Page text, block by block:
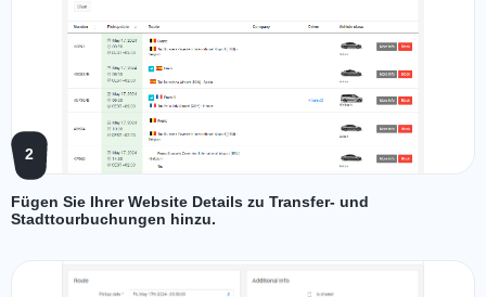
2
Fügen Sie Ihrer Website Details zu Transfer- und
Stadttourbuchungen hinzu.